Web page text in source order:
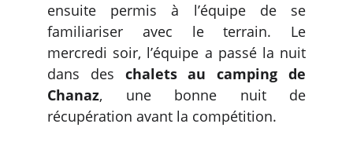
ensuite permis à l’équipe de se
familiariser avec le terrain. Le
mercredi soir, l’équipe a passé la nuit
dans des chalets au camping de
Chanaz, une bonne nuit de
récupération avant la compétition.